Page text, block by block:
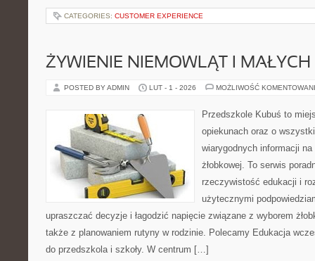
CATEGORIES: CUSTOMER EXPERIENCE
ŻYWIENIE NIEMOWLĄT I MAŁYCH
POSTED BY ADMIN LUT - 1 - 2026 MOŻLIWOŚĆ
Przedszkole Kubuś to
opiekunach oraz o
wiarygodnych informacji
żłobkowej. To serwis
rzeczywistość edukacji i
użytecznymi
upraszczać decyzje i łagodzić napięcie związane z wyborem
także z planowaniem rutyny w rodzinie. Polecamy Edukacja
do przedszkola i szkoły. W centrum […]